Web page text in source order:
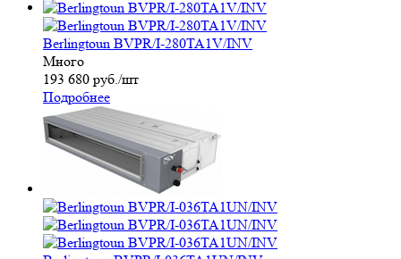
Berlingtoun BVPR/I-280TA1V/INV
Много
193 680 руб./шт
Подробнее